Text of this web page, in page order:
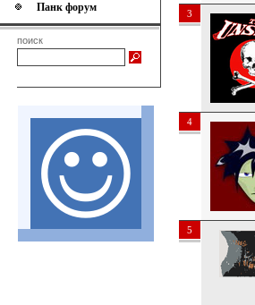
Панк форум
поиск
3
4
5